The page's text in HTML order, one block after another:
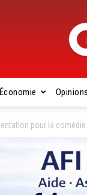
Économie
pour la